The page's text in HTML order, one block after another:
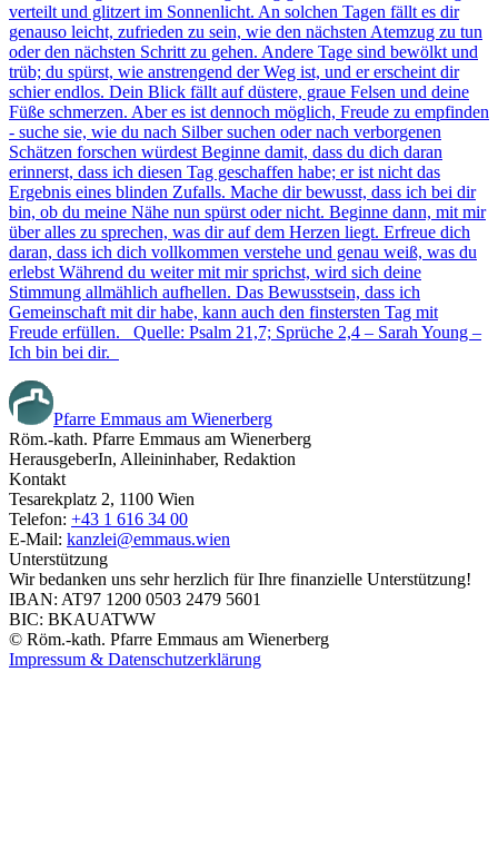
verteilt und glitzert im Sonnenlicht. An solchen Tagen fällt es dir
genauso leicht, zufrieden zu sein, wie den nächsten Atemzug zu tun
oder den nächsten Schritt zu gehen. Andere Tage sind bewölkt und
trüb; du spürst, wie anstrengend der Weg ist, und er erscheint dir
schier endlos. Dein Blick fällt auf düstere, graue Felsen und deine
Füße schmerzen. Aber es ist dennoch möglich, Freude zu empfinden
- suche sie, wie du nach Silber suchen oder nach verborgenen
Schätzen forschen würdest Beginne damit, dass du dich daran
erinnerst, dass ich diesen Tag geschaffen habe; er ist nicht das
Ergebnis eines blinden Zufalls. Mache dir bewusst, dass ich bei dir
bin, ob du meine Nähe nun spürst oder nicht. Beginne dann, mit mir
über alles zu sprechen, was dir auf dem Herzen liegt. Erfreue dich
daran, dass ich dich vollkommen verstehe und genau weiß, was du
erlebst Während du weiter mit mir sprichst, wird sich deine
Stimmung allmählich aufhellen. Das Bewusstsein, dass ich
Gemeinschaft mit dir habe, kann auch den finstersten Tag mit
Freude erfüllen. Quelle: Psalm 21,7; Sprüche 2,4 – Sarah Young –
Ich bin bei dir.
Pfarre Emmaus am Wienerberg
Röm.-kath. Pfarre Emmaus am Wienerberg
HerausgeberIn, Alleininhaber, Redaktion
Kontakt
Tesarekplatz 2, 1100 Wien
Telefon: +43 1 616 34 00
E-Mail: kanzlei@emmaus.wien
Unterstützung
Wir bedanken uns sehr herzlich für Ihre finanzielle Unterstützung!
IBAN: AT97 1200 0503 2479 5601
BIC: BKAUATWW
© Röm.-kath. Pfarre Emmaus am Wienerberg
Impressum & Datenschutzerklärung